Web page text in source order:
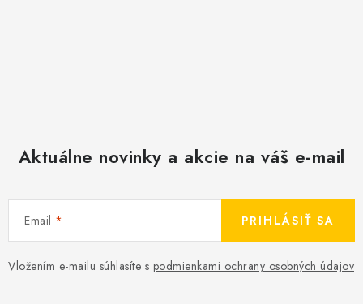
Aktuálne novinky a akcie na váš e-mail
Email
Vložením e-mailu súhlasíte s podmienkami ochrany osobných údajov
PRIHLÁSIŤ SA